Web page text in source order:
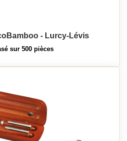
- Lurcy-Lévis
sur 500 pièces